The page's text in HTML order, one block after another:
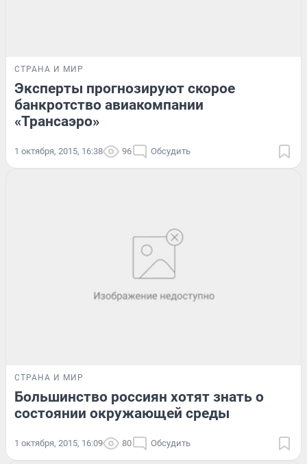
СТРАНА И МИР
Эксперты прогнозируют скорое
банкротство авиакомпании
«Трансаэро»
1 октября, 2015, 16:38 96 Обсудить
СТРАНА И МИР
Большинство россиян хотят знать о
состоянии окружающей среды
1 октября, 2015, 16:09 80 Обсудить